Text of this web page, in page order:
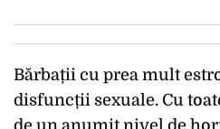
Bărbații cu prea mult
disfuncții sexuale. Cu
de un anumit nivel de